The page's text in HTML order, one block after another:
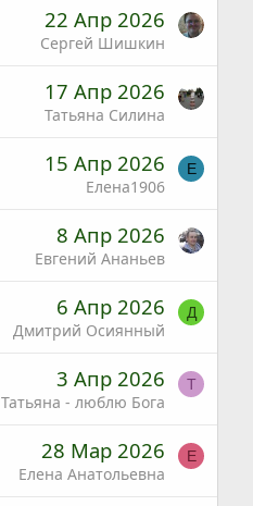
22 Апр 2026
Сергей Шишкин
17 Апр 2026
Татьяна Силина
15 Апр 2026
Елена1906
Е
8 Апр 2026
Евгений Ананьев
6 Апр 2026
Дмитрий Осиянный
Д
3 Апр 2026
Татьяна - люблю Бога
Т
28 Мар 2026
Елена Анатольевна
Е